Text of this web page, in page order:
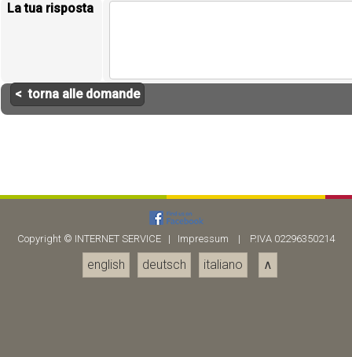
La tua risposta
< torna alle domande
Copyright © INTERNET SERVICE | Impressum | P.IVA 02296350214
english deutsch italiano ∧